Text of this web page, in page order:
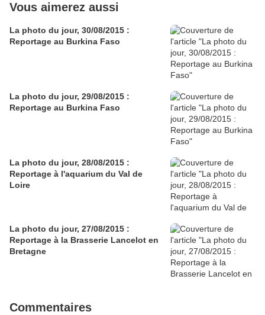
Vous aimerez aussi
La photo du jour, 30/08/2015 :
Reportage au Burkina Faso
La photo du jour, 29/08/2015 :
Reportage au Burkina Faso
La photo du jour, 28/08/2015 :
Reportage à l'aquarium du Val de
Loire
La photo du jour, 27/08/2015 :
Reportage à la Brasserie Lancelot en
Bretagne
Commentaires